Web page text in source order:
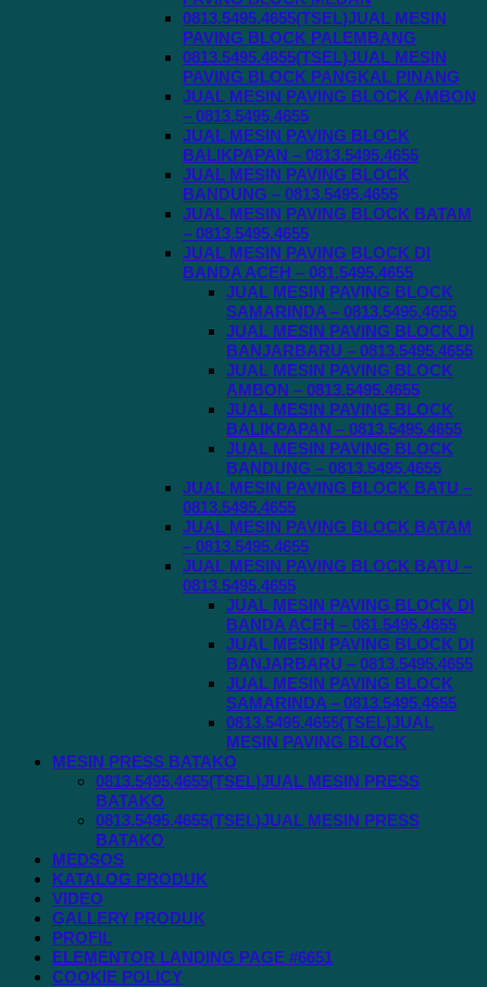
0813.5495.4655(TSEL)JUAL MESIN
PAVING BLOCK PALEMBANG
0813.5495.4655(TSEL)JUAL MESIN
PAVING BLOCK PANGKAL PINANG
JUAL MESIN PAVING BLOCK AMBON
– 0813.5495.4655
JUAL MESIN PAVING BLOCK
BALIKPAPAN – 0813.5495.4655
JUAL MESIN PAVING BLOCK
BANDUNG – 0813.5495.4655
JUAL MESIN PAVING BLOCK BATAM
– 0813.5495.4655
JUAL MESIN PAVING BLOCK DI
BANDA ACEH – 081.5495.4655
JUAL MESIN PAVING BLOCK
SAMARINDA – 0813.5495.4655
JUAL MESIN PAVING BLOCK DI
BANJARBARU – 0813.5495.4655
JUAL MESIN PAVING BLOCK
AMBON – 0813.5495.4655
JUAL MESIN PAVING BLOCK
BALIKPAPAN – 0813.5495.4655
JUAL MESIN PAVING BLOCK
BANDUNG – 0813.5495.4655
JUAL MESIN PAVING BLOCK BATU –
0813.5495.4655
JUAL MESIN PAVING BLOCK BATAM
– 0813.5495.4655
JUAL MESIN PAVING BLOCK BATU –
0813.5495.4655
JUAL MESIN PAVING BLOCK DI
BANDA ACEH – 081.5495.4655
JUAL MESIN PAVING BLOCK DI
BANJARBARU – 0813.5495.4655
JUAL MESIN PAVING BLOCK
SAMARINDA – 0813.5495.4655
0813.5495.4655(TSEL)JUAL
MESIN PAVING BLOCK
MESIN PRESS BATAKO
0813.5495.4655(TSEL)JUAL MESIN PRESS
BATAKO
0813.5495.4655(TSEL)JUAL MESIN PRESS
BATAKO
MEDSOS
KATALOG PRODUK
VIDEO
GALLERY PRODUK
PROFIL
ELEMENTOR LANDING PAGE #6651
COOKIE POLICY